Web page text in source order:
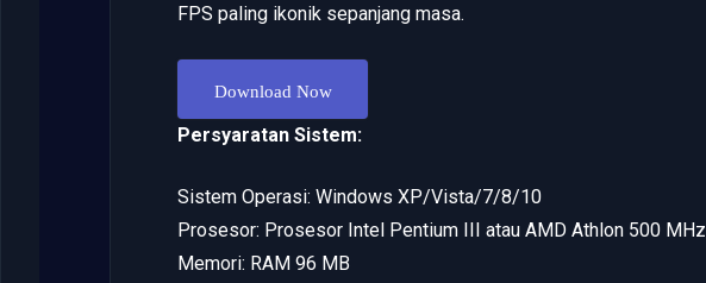
FPS paling ikonik sepanjang masa.
Download Now
Persyaratan Sistem:
Sistem Operasi: Windows XP/Vista/7/8/10
Prosesor: Prosesor Intel Pentium III atau AMD Athlon 500 MHz
Memori: RAM 96 MB